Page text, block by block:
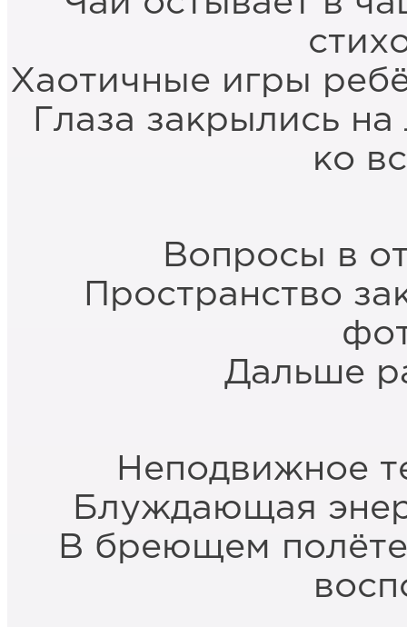
Хаотичные игры
Глаза закрылись
ко
Вопросы в
Пространство
Дальше
Неподвижное
Блуждающая
В бреющем